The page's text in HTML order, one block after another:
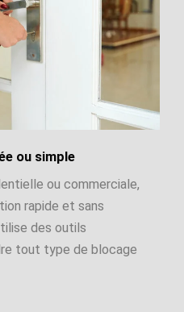
ou simple
ou commerciale,
rapide et sans
des outils
tout type de blocage